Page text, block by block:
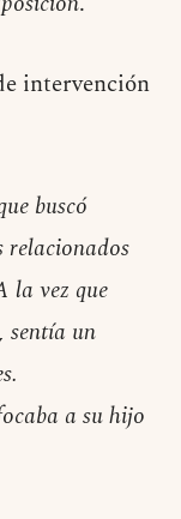
intervención
buscó
relacionados
la vez que
sentía un
a su hijo